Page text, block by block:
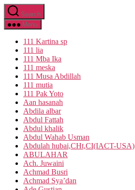
Skip
to
the
Search
Menu
111 Kartina sp
111 lia
111 Mba Ika
111 meska
111 Musa Abdillah
111 mutia
111 Pak Yoto
Aan hasanah
Abdila albar
Abdul Fattah
Abdul khalik
Abdul Wahab Usman
Abdulah hubai,CHt,CI(IACT-USA)
ABULAHAR
Ach. Juwaini
Achmad Busri
Achmad Sya’dan